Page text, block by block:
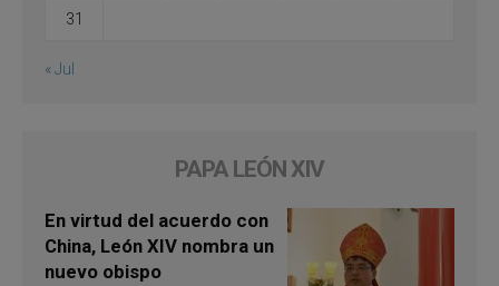
31
« Jul
PAPA LEÓN XIV
En virtud del acuerdo con
China, León XIV nombra un
nuevo obispo